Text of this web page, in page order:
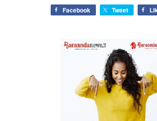
Facebook Tweet